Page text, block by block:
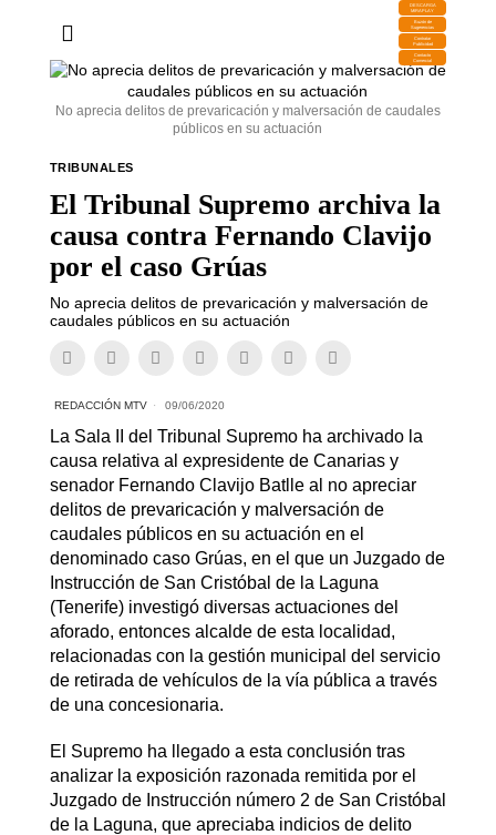
DESCARGA
MIRAPLAY
Buzón de
Sugerencias
Contratar
Publicidad
Contacto
Comercial
No aprecia delitos de prevaricación y malversación de caudales
públicos en su actuación
TRIBUNALES
El Tribunal Supremo archiva la
causa contra Fernando Clavijo
por el caso Grúas
No aprecia delitos de prevaricación y malversación de
caudales públicos en su actuación
REDACCIÓN MTV 09/06/2020
La Sala II del Tribunal Supremo ha archivado la
causa relativa al expresidente de Canarias y
senador Fernando Clavijo Batlle al no apreciar
delitos de prevaricación y malversación de
caudales públicos en su actuación en el
denominado caso Grúas, en el que un Juzgado de
Instrucción de San Cristóbal de la Laguna
(Tenerife) investigó diversas actuaciones del
aforado, entonces alcalde de esta localidad,
relacionadas con la gestión municipal del servicio
de retirada de vehículos de la vía pública a través
de una concesionaria.
El Supremo ha llegado a esta conclusión tras
analizar la exposición razonada remitida por el
Juzgado de Instrucción número 2 de San Cristóbal
de la Laguna, que apreciaba indicios de delito